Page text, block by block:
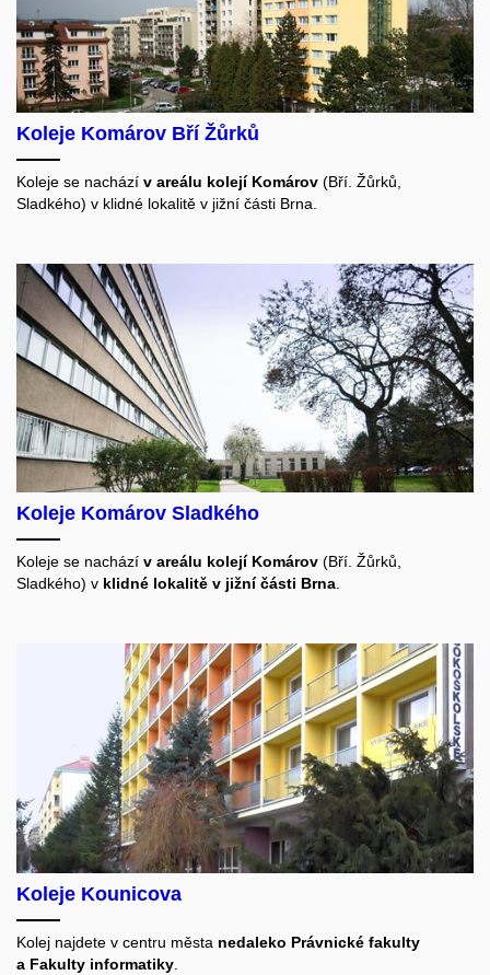
Koleje Komárov Bří Žůrků
Koleje se nachází v areálu kolejí Komárov (Bří. Žůrků,
Sladkého) v klidné lokalitě v jižní části Brna.
Koleje Komárov Sladkého
Koleje se nachází v areálu kolejí Komárov (Bří. Žůrků,
Sladkého) v klidné lokalitě v jižní části Brna
Koleje Kounicova
Kolej najdete v centru města nedaleko Právnické fakulty
a Fakulty informatiky